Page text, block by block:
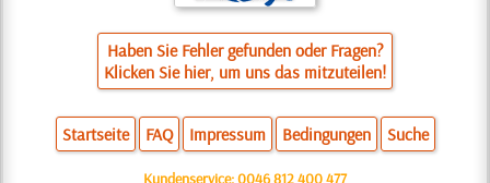
Haben Sie Fehler gefunden oder Fragen?
Klicken Sie hier, um uns das mitzuteilen!
Startseite FAQ Impressum Bedingungen Suche
Kundenservice:0046 812 400 477